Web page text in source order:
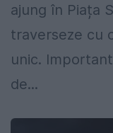
ajung în Piața
traverseze cu
unic.
de...